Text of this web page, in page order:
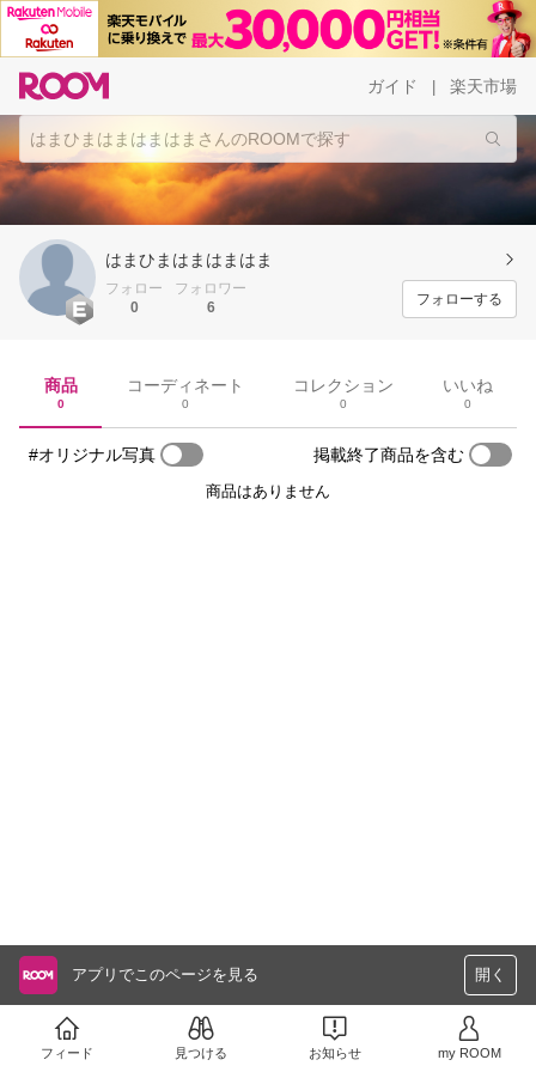
ガイド 楽天市場
はまひまはまはまはま
フォロー
0
フォロワー
6
フォローする
商品
0
コーディネート
0
コレクション
0
いいね
0
#オリジナル写真 掲載終了商品を含む
商品はありません
アプリでこのページを見る 開く
フィード 見つける お知らせ my ROOM